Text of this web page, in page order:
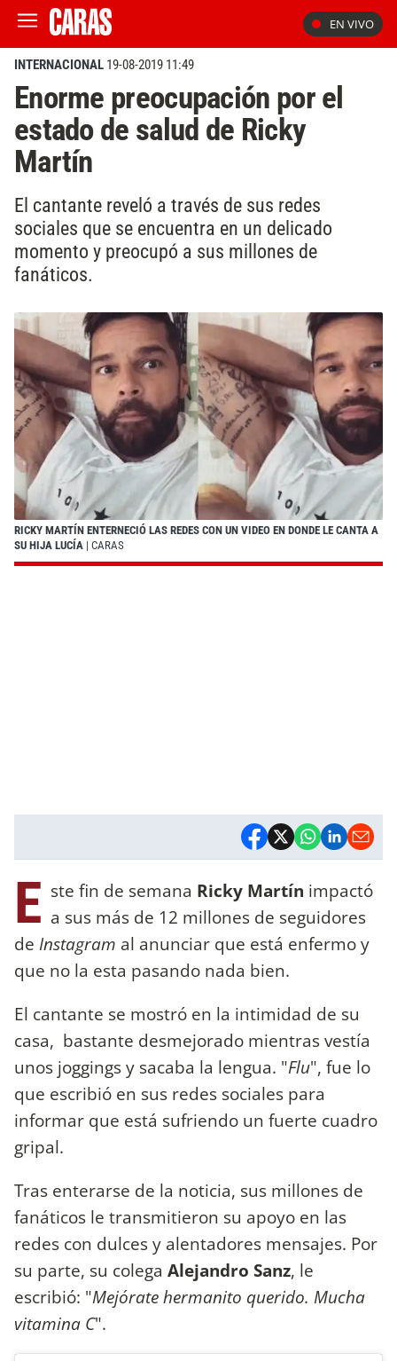
EN VIVO
INTERNACIONAL 19-08-2019 11:49
Enorme preocupación por el
estado de salud de Ricky
Martín
El cantante reveló a través de sus redes
sociales que se encuentra en un delicado
momento y preocupó a sus millones de
fanáticos.
RICKY MARTÍN ENTERNECIÓ LAS REDES CON UN VIDEO EN DONDE LE CANTA A
SU HIJA LUCÍA | CARAS
E ste fin de semana Ricky Martín impactó
a sus más de 12 millones de seguidores
de Instagram al anunciar que está enfermo y
que no la esta pasando nada bien.
El cantante se mostró en la intimidad de su
casa, bastante desmejorado mientras vestía
unos joggings y sacaba la lengua. "Flu", fue lo
que escribió en sus redes sociales para
informar que está sufriendo un fuerte cuadro
gripal.
Tras enterarse de la noticia, sus millones de
fanáticos le transmitieron su apoyo en las
redes con dulces y alentadores mensajes. Por
su parte, su colega Alejandro Sanz, le
escribió: "Mejórate hermanito querido. Mucha
vitamina C".